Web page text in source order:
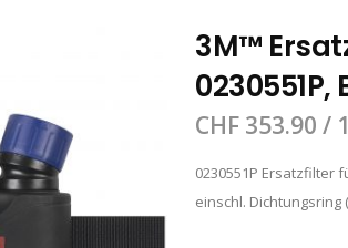
3M™
0230551P,
CHF 353.90 /
0230551P Ersatzfilter
einschl. Dichtungsring